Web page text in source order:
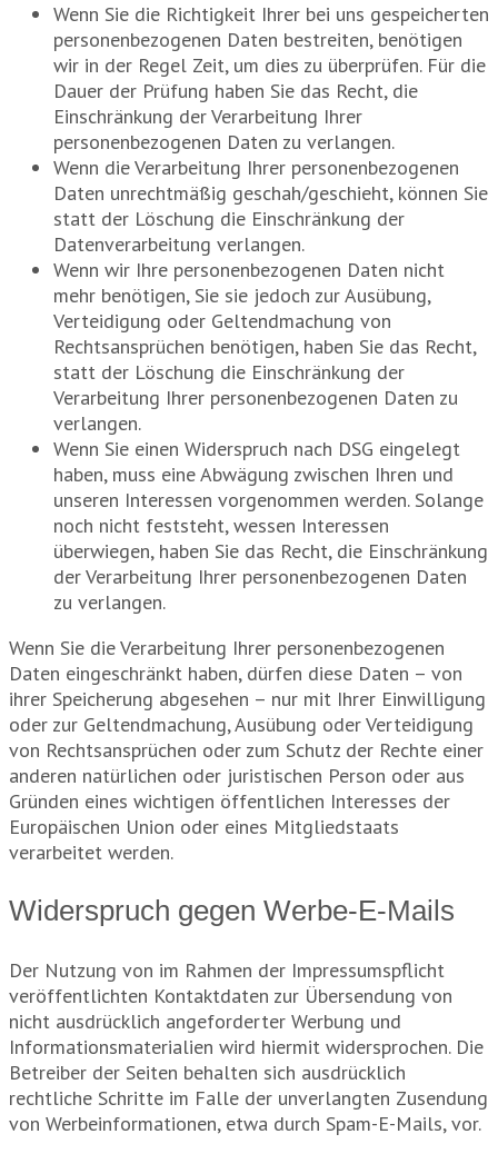
Wenn Sie die Richtigkeit Ihrer bei uns gespeicherten
personenbezogenen Daten bestreiten, benötigen
wir in der Regel Zeit, um dies zu überprüfen. Für die
Dauer der Prüfung haben Sie das Recht, die
Einschränkung der Verarbeitung Ihrer
personenbezogenen Daten zu verlangen.
Wenn die Verarbeitung Ihrer personenbezogenen
Daten unrechtmäßig geschah/geschieht, können Sie
statt der Löschung die Einschränkung der
Datenverarbeitung verlangen.
Wenn wir Ihre personenbezogenen Daten nicht
mehr benötigen, Sie sie jedoch zur Ausübung,
Verteidigung oder Geltendmachung von
Rechtsansprüchen benötigen, haben Sie das Recht,
statt der Löschung die Einschränkung der
Verarbeitung Ihrer personenbezogenen Daten zu
verlangen.
Wenn Sie einen Widerspruch nach DSG eingelegt
haben, muss eine Abwägung zwischen Ihren und
unseren Interessen vorgenommen werden. Solange
noch nicht feststeht, wessen Interessen
überwiegen, haben Sie das Recht, die Einschränkung
der Verarbeitung Ihrer personenbezogenen Daten
zu verlangen.
Wenn Sie die Verarbeitung Ihrer personenbezogenen
Daten eingeschränkt haben, dürfen diese Daten – von
ihrer Speicherung abgesehen – nur mit Ihrer Einwilligung
oder zur Geltendmachung, Ausübung oder Verteidigung
von Rechtsansprüchen oder zum Schutz der Rechte einer
anderen natürlichen oder juristischen Person oder aus
Gründen eines wichtigen öffentlichen Interesses der
Europäischen Union oder eines Mitgliedstaats
verarbeitet werden.
Widerspruch gegen Werbe-E-Mails
Der Nutzung von im Rahmen der Impressumspflicht
veröffentlichten Kontaktdaten zur Übersendung von
nicht ausdrücklich angeforderter Werbung und
Informationsmaterialien wird hiermit widersprochen. Die
Betreiber der Seiten behalten sich ausdrücklich
rechtliche Schritte im Falle der unverlangten Zusendung
von Werbeinformationen, etwa durch Spam-E-Mails, vor.